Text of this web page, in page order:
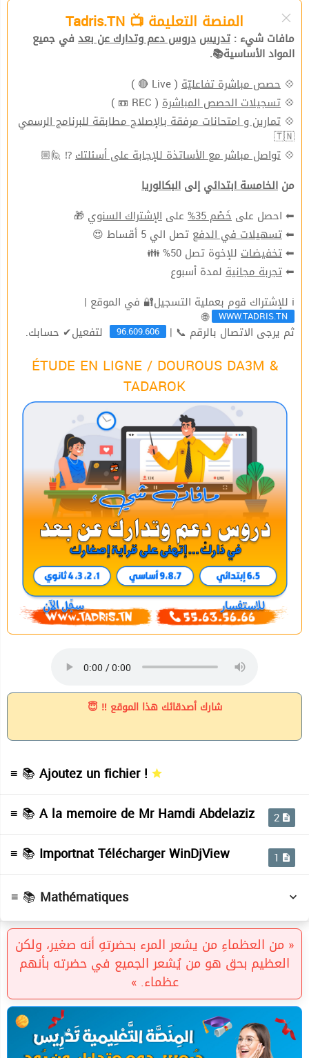
المنصة التعليمة 📺 Tadris.TN
مافات شيء : تدريس دروس دعم وتدارك عن بعد في جميع
المواد الأساسية📚.
💠 حصص مباشرة تفاعليّة ( Live 🔴 )
💠 تسجيلات الحصص المباشرة ( REC 📼 )
💠 تمارين و امتحانات مرفقة بالإصلاح مطابقة للبرنامج الرسمي
🇹🇳
💠 تواصل مباشر مع الأساتذة للإجابة على أسئلتك⁉ 🙋🏼
من الخامسة ابتدائي إلى البكالوريا
⬅ احصل على خَصْم 35% على الإشتراك السنوي 🎁
⬅تسهيلات في الدفع تصل الي 5 أقساط 😍
⬅تخفيضات للإخوة تصل 50% 👪
⬅تجربة مجانية لمدة أسبوع
ℹ للإشتراك قوم بعملية التسجيل🔐 في الموقع |
WWW.TADRIS.TN
🌐
ثم يرجى الاتصال بالرقم 📞 | 96.609.606 لتفعيل✔ حسابك.
ÉTUDE EN LIGNE / DOUROUS DA3M &
TADAROK
شارك أصدقائك هذا الموقع ‼ 😇
≡ 📚 Ajoutez un fichier !
≡ 📚 A la memoire de Mr Hamdi Abdelaziz 2
≡ 📚 Importnat Télécharger WinDjView 1
≡ 📚 Mathématiques
Maths cours de reference 350 livres( Mathématiques )
Maths geometrie 150 livres( Mathématiques )
Maths references 179 livres( Mathématiques )
Maths universités 1200 livres
« من العظماءِ من يشعر المرء بحضرتهِ أنه صغير، ولكن
العظيم بحق هو من يُشعر الجميع في حضرته بأنهم
عظماء. »